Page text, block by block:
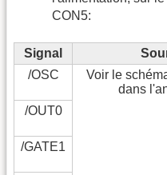
CON5:
Signal
/OSC
Voir le
dans
/OUT0
/GATE1